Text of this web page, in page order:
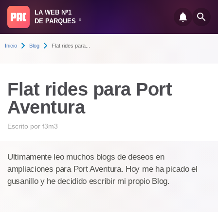
LA WEB Nº1
DE PARQUES
®
Inicio Blog Flat rides para...
Flat rides para Port
Aventura
Escrito por f3m3
Ultimamente leo muchos blogs de deseos en
ampliaciones para Port Aventura. Hoy me ha picado el
gusanillo y he decidido escribir mi propio Blog.